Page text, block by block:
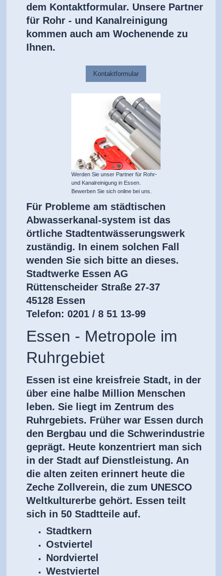
dem Kontaktformular. Unsere Partner
für Rohr - und Kanalreinigung
kommen auch am Wochenende zu
Ihnen.
Kontaktformular
Werden Sie unser Partner für Rohr-
und Kanalreinigung in Essen.
Bewerben Sie sich online bei uns.
Für Probleme am städtischen
Abwasserkanal-system ist das
örtliche Stadtentwässerungswerk
zuständig. In einem solchen Fall
wenden Sie sich bitte an dieses.
Stadtwerke Essen AG
Rüttenscheider Straße 27-37
45128 Essen
Telefon: 0201 / 8 51 13-99
Essen - Metropole im
Ruhrgebiet
Essen ist eine kreisfreie Stadt, in der
über eine halbe Million Menschen
leben. Sie liegt im Zentrum des
Ruhrgebiets. Früher war Essen durch
den Bergbau und die Schwerindustrie
geprägt. Heute konzentriert man sich
in der Stadt auf Dienstleistung. An
die alten zeiten erinnert heute die
Zeche Zollverein, die zum UNESCO
Weltkulturerbe gehört. Essen teilt
sich in 50 Stadtteile auf.
Stadtkern
Ostviertel
Nordviertel
Westviertel